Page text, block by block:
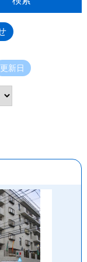
更新日